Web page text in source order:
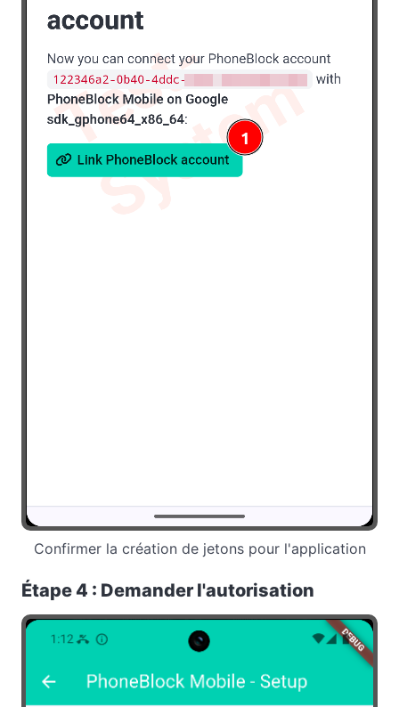
Confirmer la création de jetons pour l'application
Étape 4 : Demander l'autorisation